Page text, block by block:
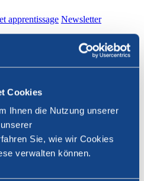
Cookies
Ihnen die Nutzung unserer
Sie, wie wir Cookies
verwalten können.
apprentissage Newsletter